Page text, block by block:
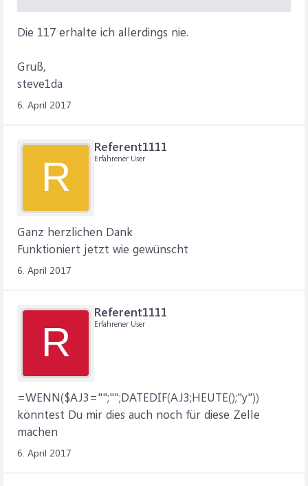
Die 117 erhalte ich allerdings nie.
Gruß,
steve1da
6. April 2017
R
Referent1111
Erfahrener User
Ganz herzlichen Dank
Funktioniert jetzt wie gewünscht
6. April 2017
R
Referent1111
Erfahrener User
=WENN($AJ3="";"";DATEDIF(AJ3;HEUTE();"y"))
könntest Du mir dies auch noch für diese Zelle
machen
6. April 2017